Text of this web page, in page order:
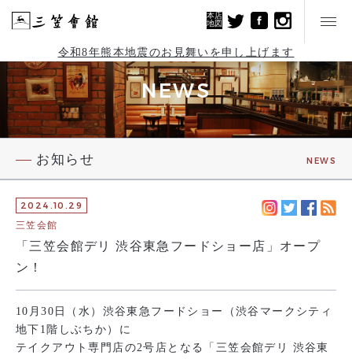
本店
地図
令和8年熊本地震のお見舞いを申し上げます
NEWS
お知らせ NEWS
2024.10.29
三笠会館
「三笠会館デリ 渋谷東急フードショー店」オープ
ン！
10 月30 日（水）渋谷東急フードショー（渋谷マークシティ
地下 1 階しぶちか）に
テイクアウト専門店の2号店となる「三笠会館デリ 渋谷東